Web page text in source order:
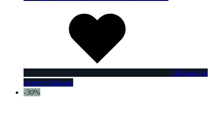
Додано до
списку бажань
-30%